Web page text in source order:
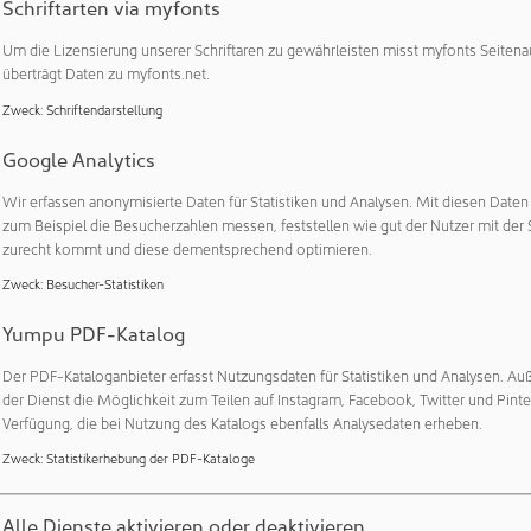
befüllt pro Stunde zwischen 120 und 500 Spritzen,
ohne Produktverlust. Schnelle Chargenwechsel
zu beeinträchtigen.
vorbereitet
Kundenstamm bedient, ist die Einhaltung der
von größter Bedeutung. Für Europa gilt dies
1, der hohe Anforderungen an aseptische Abfüll- und
Versynta microBatch von Beginn an mit Blick auf diese
Isolator mit integrierter Luftaufbereitung reduziert
das Kontaminationsrisiko erheblich. Für hohe Qualität
Kontrolle (IPK). Besondere Sicherheit liefern fünf integrierte
während optionale Netzwerkkameras die durchgängige
per Fernzugriff gewährleisten.
jährigen Tätigkeit in der pharmazeutischen Verpackungs-
Zusammenarbeit wie die zwischen Syntegon und
sowie die Erfahrung und umfassende technologische
Schriftarten via myfonts
Um die Lizensierung unserer Schriftaren zu gewährleisten misst myfonts
überträgt Daten zu myfonts.net.
Zweck: Schriftendarstellung
Google Analytics
Wir erfassen anonymisierte Daten für Statistiken und Analysen. Mit diesen
zum Beispiel die Besucherzahlen messen, feststellen wie gut der Nutzer mit der
zurecht kommt und diese dementsprechend optimieren.
Zweck: Besucher-Statistiken
Yumpu PDF-Katalog
Der PDF-Kataloganbieter erfasst Nutzungsdaten für Statistiken und Analysen.
der Dienst die Möglichkeit zum Teilen auf Instagram, Facebook, Twitter und
Verfügung, die bei Nutzung des Katalogs ebenfalls Analysedaten erheben.
Zweck: Statistikerhebung der PDF-Kataloge